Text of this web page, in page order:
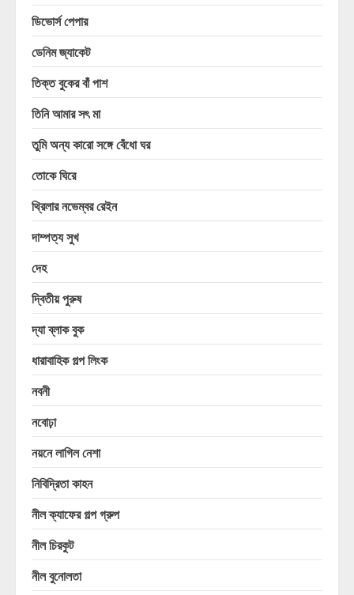
ডিভোর্স পেপার
ডেনিম জ্যাকেট
তিক্ত বুকের বাঁ পাশ
তিনি আমার সৎ মা
তুমি অন্য কারো সঙ্গে বেঁধো ঘর
তোকে ঘিরে
থ্রিলার নভেম্বর রেইন
দাম্পত্য সুখ
দেহ
দ্বিতীয় পুরুষ
দ্যা ব্লাক বুক
ধারাবাহিক গল্প লিংক
নবনী
নবোঢ়া
নয়নে লাগিল নেশা
নিবিদ্রিতা কাহন
নীল ক্যাফের গল্প গ্রুপ
নীল চিরকুট
নীল বুনোলতা